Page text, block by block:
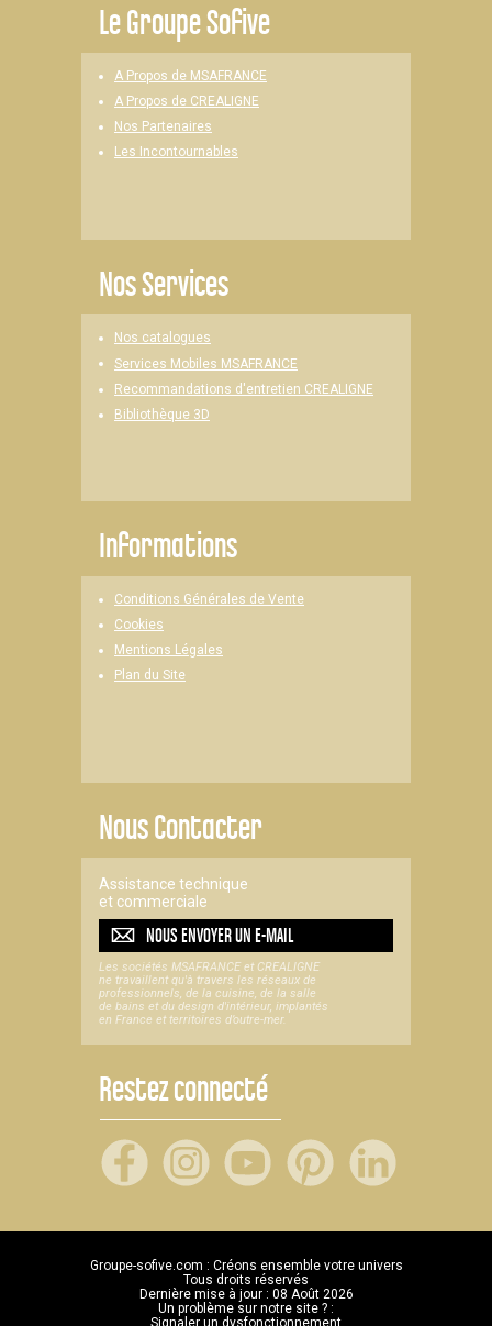
LeGroupe Sofive
A Propos de MSAFRANCE
A Propos de CREALIGNE
Nos Partenaires
Les Incontournables
Nos Services
Nos catalogues
Services Mobiles MSAFRANCE
Recommandations d'entretien CREALIGNE
Bibliothèque 3D
Informations
Conditions Générales de Vente
Cookies
Mentions Légales
Plan du Site
Nous Contacter
Assistance technique
et commerciale
NOUS ENVOYER UNE-MAIL
Les sociétés MSAFRANCE et CREALIGNE
ne travaillent qu'à travers les réseaux de
professionnels, de la cuisine, de la salle
de bains et du design d'intérieur, implantés
en France et territoires d’outre-mer.
Restez connecté
Groupe-sofive.com : Créons ensemble votre univers
Tous droits réservés
Dernière mise à jour : 08 Août 2026
Un problème sur notre site ? :
Signaler un dysfonctionnement